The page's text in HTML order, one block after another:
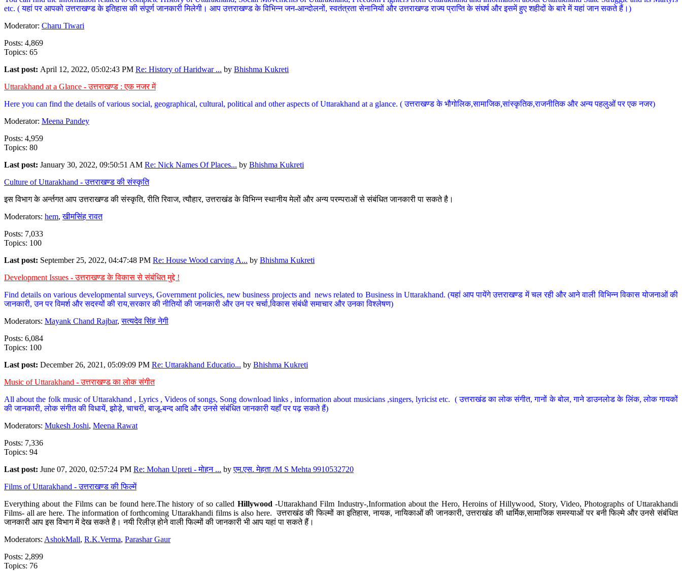
etc. ( यहां पर आपको उत्तराखण्ड के इतिहास की संपूर्ण जानकारी मिलेगी। आप उत्तराखण्ड के विभिन्न जन-आन्दोलनों, स्वतंत्रता सेनानियों और उत्तराखण्ड राज्य प्राप्ति के संघर्ष और इसमें हुए शहीदों के बारे में यहां जान सकते हैं।)
Moderator: Charu Tiwari
Posts: 4,869
Topics: 65
Last post: April 12, 2022, 05:02:43 PM Re: History of Haridwar ... by Bhishma Kukreti
Uttarakhand at a Glance - उत्तराखण्ड : एक नजर में
Here you can find the details of various social, geographical, cultural, political and other aspects of Uttarakhand at a glance. ( उत्तराखण्ड के भौगोलिक,सामाजिक,सांस्कृतिक,राजनीतिक और अन्य पहलुओं पर एक नजर)
Moderator: Meena Pandey
Posts: 4,959
Topics: 80
Last post: January 30, 2022, 09:50:51 AM Re: Nick Names Of Places... by Bhishma Kukreti
Culture of Uttarakhand - उत्तराखण्ड की संस्कृति
इस विभाग के अर्न्तगत आप उत्तराखण्ड की संस्कृति, रीति रिवाज, त्यौहार, उत्तराखंड के विभिन्न स्थानीय मेलों और अन्य परम्पराओं से संबंधित जानकारी पा सकते है।
Moderators: hem,खीमसिंह रावत
Posts: 7,033
Topics: 100
Last post: September 25, 2022, 04:47:48 PM Re: House Wood carving A... by Bhishma Kukreti
Development Issues - उत्तराखण्ड के विकास से संबंधित मुद्दे !
Find details on various developmental surveys, Government policies, new business projects and news related to Business in Uttarakhand. (यहां आप पायेंगे उत्तराखण्ड में चल रही और आने वाली विभिन्न विकास योजनाओं की
जानकारी, उन पर विमर्श और सदस्यों की राय,सरकार की नीतियों की जानकारी और उन पर चर्चा,विकास संबंधी समाचार और उनका विश्लेषण)
Moderators: Mayank Chand Rajbar,सत्यदेव सिंह नेगी
Posts: 6,084
Topics: 100
Last post: December 26, 2021, 05:09:09 PM Re: Uttarakhand Educatio... by Bhishma Kukreti
Music of Uttarakhand - उत्तराखण्ड का लोक संगीत
All about the folk music of Uttarakhand , Lyrics , Videos of songs, Song download links , information about musicians ,singers, lyricist etc. ( उत्तराखंड का लोक संगीत, गानों के बोल, गाने डाउनलोड के लिंक, लोक गायकों
की जानकारी, लोक संगीत की विधायें, झोड़े, चाचरी, बाजू-बन्द आदि और उनसे संबंधित जानकारी यहाँ पर पढ़ सकते हैं)
Moderators: Mukesh Joshi, Meena Rawat
Posts: 7,336
Topics: 94
Last post: June 07, 2020, 02:57:24 PM Re: Mohan Upreti - मोहन ... byएम.एस. मेहता /M S Mehta 9910532720
Films of Uttarakhand - उत्तराखण्ड की फिल्में
Everything about the Films can be found here.The history of so called Hillywood-Uttarakhand Film Industry-,Information about the Hero, Heroins of Hillywood, Story, Video, Photographs of Uttarakhandi
Films- all are here. The information of forthcoming Uttarakhandi films is also here. उत्तराखंड की फिल्मों का इतिहास, नायक, नायिकाओं की जानकारी, उत्तराखंड की धार्मिक,सामाजिक समस्याओं पर बनी फिल्मे और उनसे संबंधित
जानकारी आप इस विभाग में देख सकते है। नयी रिलीज़ होने वाली फिल्मों की जानकारी भी आप यहां पा सकते हैं।
Moderators: AshokMall, R.K.Verma, Parashar Gaur
Posts: 2,899
Topics: 76